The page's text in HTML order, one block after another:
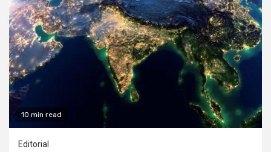
10 min read
Editorial